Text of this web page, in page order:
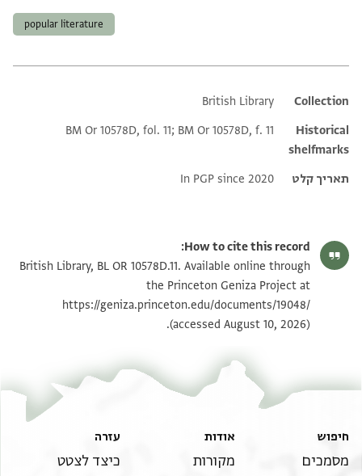
popular literature
Additional metadata
Collection
British Library
Historical
shelfmarks
BM Or 10578D, fol. 11; BM Or 10578D, f. 11
תאריך קלט In PGP since 2020
How to cite this record:
British Library, BL OR 10578D.11. Available online through
the Princeton Geniza Project at
https://geniza.princeton.edu/documents/19048/
(accessed August 10, 2026).
חיפוש
מסמכים
אודות
מקורות
עזרה
כיצד לצטט